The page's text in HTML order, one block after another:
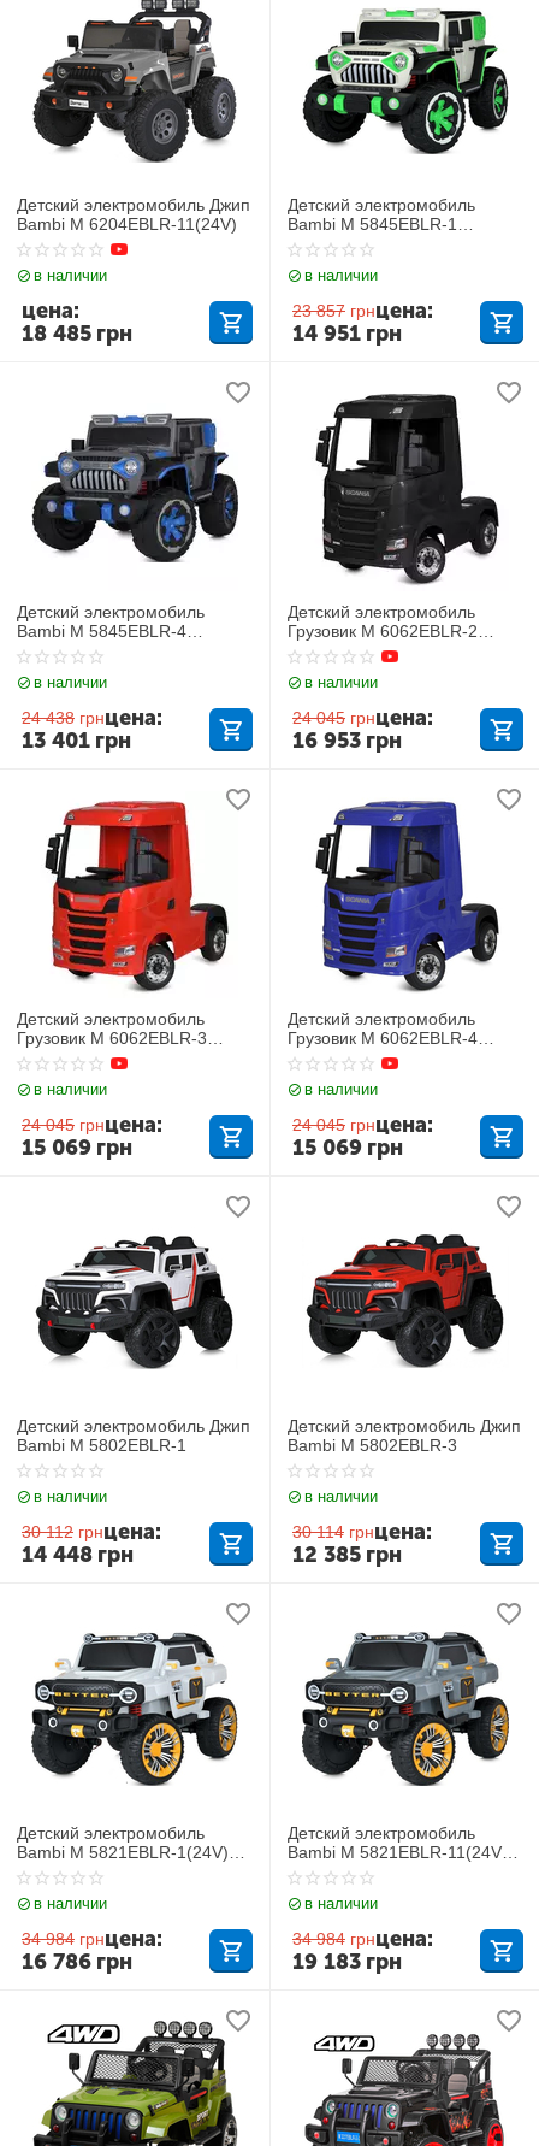
Детский электромобиль Джип
Bambi M 6204EBLR-11(24V)
в наличии
18 485 грн
цена:
Детский электромобиль
Bambi M 5845EBLR-1
Mercedes
в наличии
23 857 грн
14 951 грн
цена:
Детский электромобиль
Bambi M 5845EBLR-4
Mercedes
в наличии
24 438 грн
13 401 грн
цена:
Детский электромобиль
Грузовик M 6062EBLR-2
SCANIA
в наличии
24 045 грн
16 953 грн
цена:
Детский электромобиль
Грузовик M 6062EBLR-3
SCANIA
в наличии
24 045 грн
15 069 грн
цена:
Детский электромобиль
Грузовик M 6062EBLR-4
SCANIA
в наличии
24 045 грн
15 069 грн
цена:
Детский электромобиль Джип
Bambi M 5802EBLR-1
в наличии
30 112 грн
14 448 грн
цена:
Детский электромобиль Джип
Bambi M 5802EBLR-3
в наличии
30 114 грн
12 385 грн
цена:
Детский электромобиль
Bambi M 5821EBLR-1(24V)
Jeep
в наличии
34 984 грн
16 786 грн
цена:
Детский электромобиль
Bambi M 5821EBLR-11(24V)
Jeep
в наличии
34 984 грн
19 183 грн
цена: